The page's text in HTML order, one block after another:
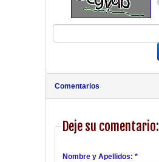
Comentarios
Deje su comentario:
Nombre y Apellidos: *